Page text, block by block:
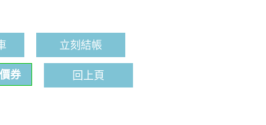
立刻結帳
券 回上頁